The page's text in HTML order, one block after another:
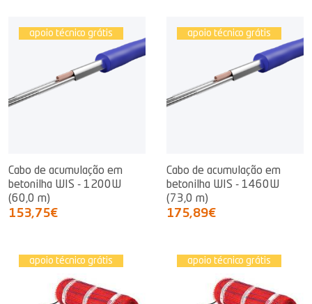
apoio técnico grátis
Cabo de acumulação em
betonilha WIS - 1200W
(60,0 m)
153,75€
apoio técnico grátis
Cabo de acumulação em
betonilha WIS - 1460W
(73,0 m)
175,89€
apoio técnico grátis apoio técnico grátis